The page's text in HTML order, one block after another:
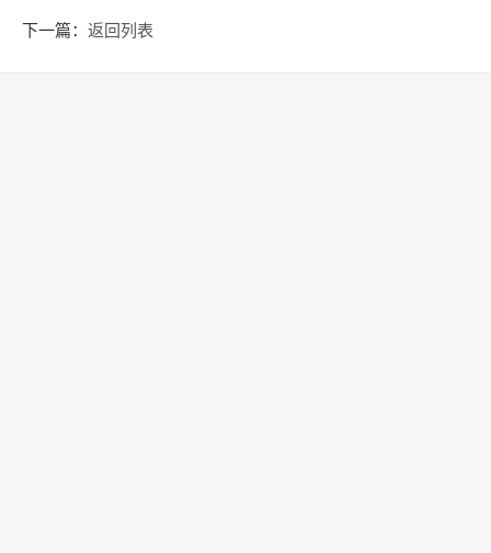
速转向中国
下一篇： 返回列表